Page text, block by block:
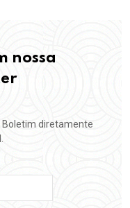
nossa
Boletim diretamente